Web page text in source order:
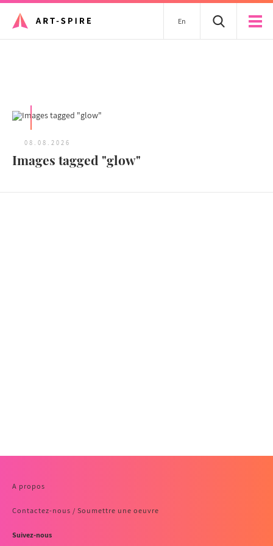
En
08.08.2026
Images tagged "glow"
A propos
Contactez-nous / Soumettre une oeuvre
Suivez-nous